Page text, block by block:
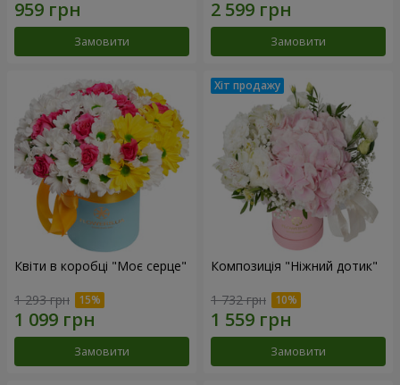
Замовити Замовити
Квіти в коробці "Моє серце"
1 293 грн
Замовити
Композиція "Ніжний дотик"
1 732 грн
Замовити